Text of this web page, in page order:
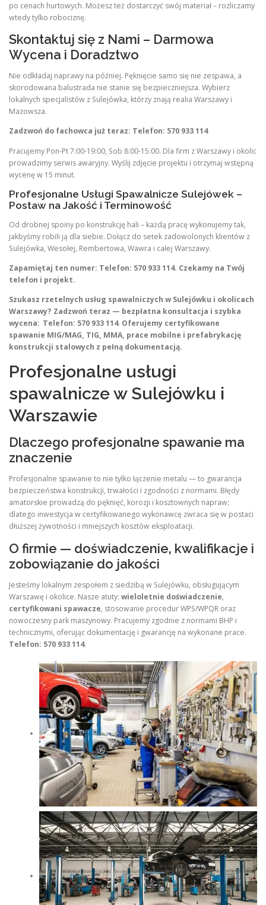
po cenach hurtowych. Możesz też dostarczyć swój materiał – rozliczamy
wtedy tylko robociznę.
Skontaktuj się z Nami – Darmowa
Wycena i Doradztwo
Nie odkładaj naprawy na później. Pęknięcie samo się nie zespawa, a
skorodowana balustrada nie stanie się bezpieczniejsza. Wybierz
lokalnych specjalistów z Sulejówka, którzy znają realia Warszawy i
Mazowsza.
Zadzwoń do fachowca już teraz: Telefon: 570 933 114
Pracujemy Pon-Pt 7:00-19:00, Sob 8:00-15:00. Dla firm z Warszawy i okolic
prowadzimy serwis awaryjny. Wyślij zdjęcie projektu i otrzymaj wstępną
wycenę w 15 minut.
Profesjonalne Usługi Spawalnicze Sulejówek –
Postaw na Jakość i Terminowość
Od drobnej spoiny po konstrukcję hali – każdą pracę wykonujemy tak,
jakbyśmy robili ją dla siebie. Dołącz do setek zadowolonych klientów z
Sulejówka, Wesołej, Rembertowa, Wawra i całej Warszawy.
Zapamiętaj ten numer: Telefon: 570 933 114. Czekamy na Twój
telefon i projekt.
Szukasz rzetelnych usług spawalniczych w Sulejówku i okolicach
Warszawy? Zadzwoń teraz — bezpłatna konsultacja i szybka
wycena: Telefon: 570 933 114. Oferujemy certyfikowane
spawanie MIG/MAG, TIG, MMA, prace mobilne i prefabrykację
konstrukcji stalowych z pełną dokumentacją.
Profesjonalne usługi
spawalnicze w Sulejówku i
Warszawie
Dlaczego profesjonalne spawanie ma
znaczenie
Profesjonalne spawanie to nie tylko łączenie metalu — to gwarancja
bezpieczeństwa konstrukcji, trwałości i zgodności z normami. Błędy
amatorskie prowadzą do pęknięć, korozji i kosztownych napraw;
dlatego inwestycja w certyfikowanego wykonawcę zwraca się w postaci
dłuższej żywotności i mniejszych kosztów eksploatacji.
O firmie — doświadczenie, kwalifikacje i
zobowiązanie do jakości
Jesteśmy lokalnym zespołem z siedzibą w Sulejówku, obsługującym
Warszawę i okolice. Nasze atuty: wieloletnie doświadczenie,
certyfikowani spawacze, stosowanie procedur WPS/WPQR oraz
nowoczesny park maszynowy. Pracujemy zgodnie z normami BHP i
technicznymi, oferując dokumentację i gwarancję na wykonane prace.
Telefon: 570 933 114.